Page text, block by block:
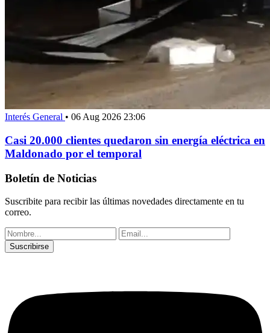
Interés General • 06 Aug 2026 23:06
Casi 20.000 clientes quedaron sin energía eléctrica en
Maldonado por el temporal
Boletín de Noticias
Suscribite para recibir las últimas novedades directamente en tu
correo.
Suscribirse